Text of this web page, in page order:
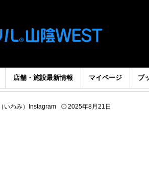
店舗・施設最新情報 マイページ ブ
いわみ）Instagram 2025年8月21日